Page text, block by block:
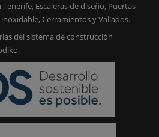
Escaleras de diseño, Puertas
Cerramientos y Vallados.
del sistema de construcción